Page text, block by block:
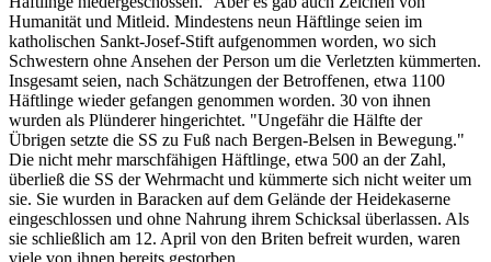
Humanität und Mitleid. Mindestens neun Häftlinge seien im
katholischen Sankt-Josef-Stift aufgenommen worden, wo sich
Schwestern ohne Ansehen der Person um die Verletzten kümmerten.
Insgesamt seien, nach Schätzungen der Betroffenen, etwa 1100
Häftlinge wieder gefangen genommen worden. 30 von ihnen
wurden als Plünderer hingerichtet. "Ungefähr die Hälfte der
Übrigen setzte die SS zu Fuß nach Bergen-Belsen in Bewegung."
Die nicht mehr marschfähigen Häftlinge, etwa 500 an der Zahl,
überließ die SS der Wehrmacht und kümmerte sich nicht weiter um
sie. Sie wurden in Baracken auf dem Gelände der Heidekaserne
eingeschlossen und ohne Nahrung ihrem Schicksal überlassen. Als
sie schließlich am 12. April von den Briten befreit wurden, waren
viele von ihnen bereits gestorben.